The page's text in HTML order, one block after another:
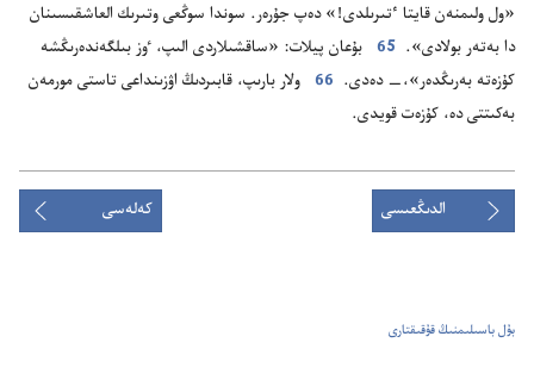
«ول ولىمنە‌ن قايتا ٴ‌تىرىلدى!‏» دە‌پ جۇ‌رە‌ر.‏ سوندا سوڭعى وتىرىك العاشقىسىنان
دا بە‌تە‌ر بولادى».‏ 65 بۇ‌عان پيلات:‏ «ساقشىلاردى الىپ،‏ ٶز بىلگە‌ندە‌رىڭشە
كۇ‌زە‌تە بە‌رىڭدە‌ر»،‏—‏ دە‌دى.‏ 66 ولار بارىپ،‏ قابىردىڭ اۋزىنداعى تاستى مورمە‌ن
بە‌كىتتى دە،‏ كۇ‌زە‌ت قويدى.‏
الدىڭعىسى كەلەسى
بۇل باسىلىمنىڭ قۇقىقتارى